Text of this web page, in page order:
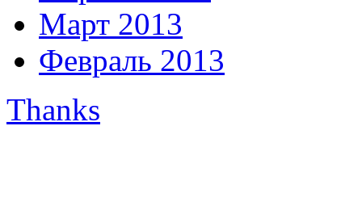
Март 2013
Февраль 2013
Thanks